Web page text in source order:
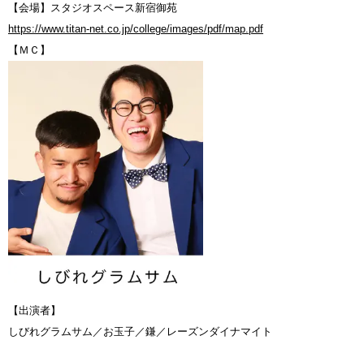
【会場】スタジオスペース新宿御苑
https://www.titan-net.co.jp/college/images/pdf/map.pdf
【ＭＣ】
【出演者】
しびれグラムサム／お玉子／鎌／レーズンダイナマイト